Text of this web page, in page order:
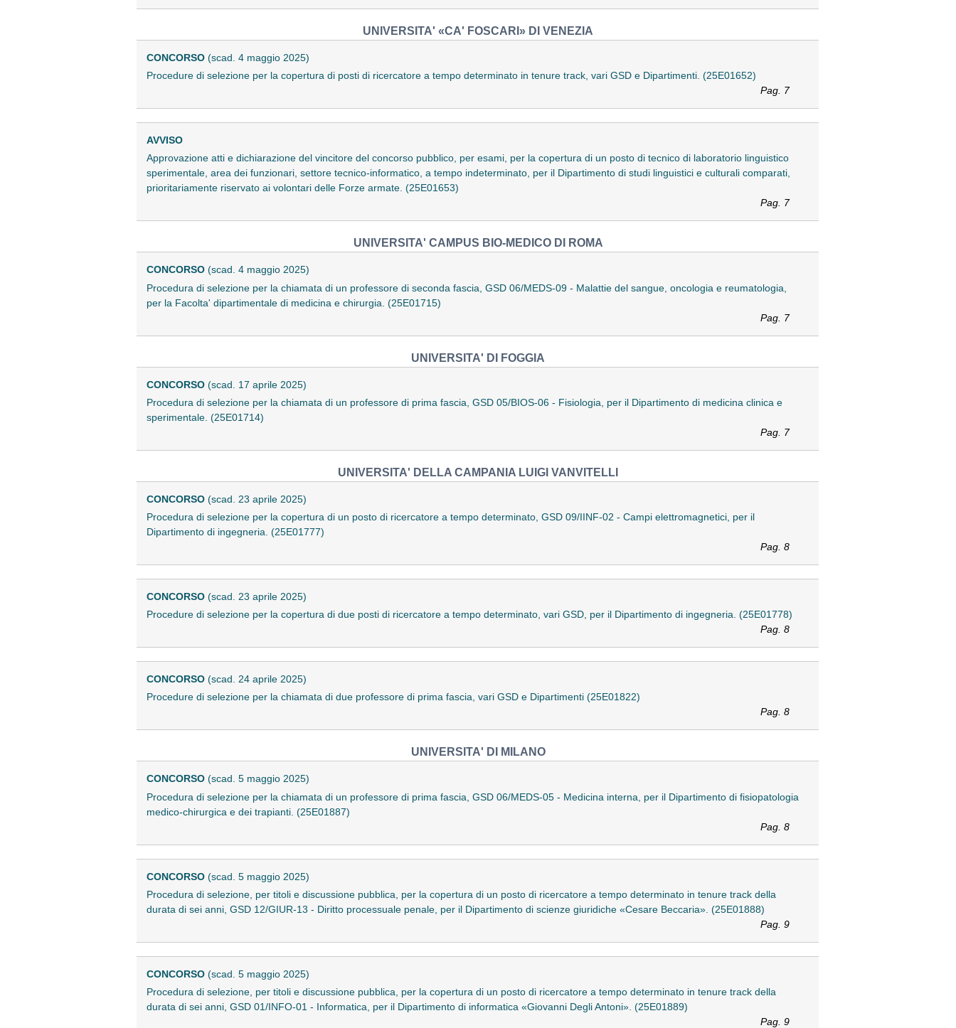
UNIVERSITA' «CA' FOSCARI» DI VENEZIA
CONCORSO (scad. 4 maggio 2025)
Procedure di selezione per la copertura di posti di ricercatore a tempo determinato in tenure track, vari GSD e Dipartimenti. (25E01652)
Pag. 7
AVVISO
Approvazione atti e dichiarazione del vincitore del concorso pubblico, per esami, per la copertura di un posto di tecnico di laboratorio linguistico
sperimentale, area dei funzionari, settore tecnico-informatico, a tempo indeterminato, per il Dipartimento di studi linguistici e culturali comparati,
prioritariamente riservato ai volontari delle Forze armate. (25E01653)
Pag. 7
UNIVERSITA' CAMPUS BIO-MEDICO DI ROMA
CONCORSO (scad. 4 maggio 2025)
Procedura di selezione per la chiamata di un professore di seconda fascia, GSD 06/MEDS-09 - Malattie del sangue, oncologia e reumatologia,
per la Facolta' dipartimentale di medicina e chirurgia. (25E01715)
Pag. 7
UNIVERSITA' DI FOGGIA
CONCORSO (scad. 17 aprile 2025)
Procedura di selezione per la chiamata di un professore di prima fascia, GSD 05/BIOS-06 - Fisiologia, per il Dipartimento di medicina clinica e
sperimentale. (25E01714)
Pag. 7
UNIVERSITA' DELLA CAMPANIA LUIGI VANVITELLI
CONCORSO (scad. 23 aprile 2025)
Procedura di selezione per la copertura di un posto di ricercatore a tempo determinato, GSD 09/IINF-02 - Campi elettromagnetici, per il
Dipartimento di ingegneria. (25E01777)
Pag. 8
CONCORSO (scad. 23 aprile 2025)
Procedure di selezione per la copertura di due posti di ricercatore a tempo determinato, vari GSD, per il Dipartimento di ingegneria. (25E01778)
Pag. 8
CONCORSO (scad. 24 aprile 2025)
Procedure di selezione per la chiamata di due professore di prima fascia, vari GSD e Dipartimenti (25E01822)
Pag. 8
UNIVERSITA' DI MILANO
CONCORSO (scad. 5 maggio 2025)
Procedura di selezione per la chiamata di un professore di prima fascia, GSD 06/MEDS-05 - Medicina interna, per il Dipartimento di fisiopatologia
medico-chirurgica e dei trapianti. (25E01887)
Pag. 8
CONCORSO (scad. 5 maggio 2025)
Procedura di selezione, per titoli e discussione pubblica, per la copertura di un posto di ricercatore a tempo determinato in tenure track della
durata di sei anni, GSD 12/GIUR-13 - Diritto processuale penale, per il Dipartimento di scienze giuridiche «Cesare Beccaria». (25E01888)
Pag. 9
CONCORSO (scad. 5 maggio 2025)
Procedura di selezione, per titoli e discussione pubblica, per la copertura di un posto di ricercatore a tempo determinato in tenure track della
durata di sei anni, GSD 01/INFO-01 - Informatica, per il Dipartimento di informatica «Giovanni Degli Antoni». (25E01889)
Pag. 9